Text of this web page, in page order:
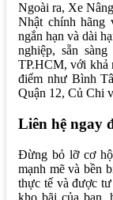
Ngoài ra, Xe
Nhật chính hãng
ngắn hạn và dài
nghiệp, sẵn
TP.HCM, với khả
điểm như Bình
Quận 12, Củ Chi
Liên hệ ngay
Đừng bỏ lỡ cơ
mạnh mẽ và bền
thực tế và được
kho bãi của bạn,